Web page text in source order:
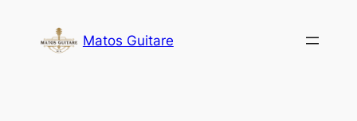
contenu
Matos Guitare